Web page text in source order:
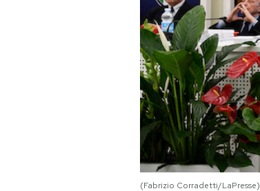
AREA PERSONALE
(Fabrizio Corradetti/LaPresse)